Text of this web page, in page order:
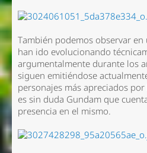
También podemos observar
han ido evolucionando
argumentalmente durante los
siguen emitiéndose
personajes más apreciados
es sin duda Gundam que
presencia en el mismo.